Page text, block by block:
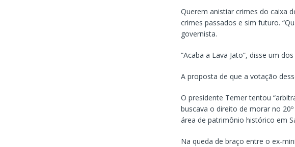
Querem anistiar crimes do caixa
crimes passados e sim futuro.
governista.
“Acaba a Lava Jato”, disse um
A proposta de que a votação
O presidente Temer tentou
buscava o direito de morar no
área de patrimônio histórico em
Na queda de braço entre o ex-